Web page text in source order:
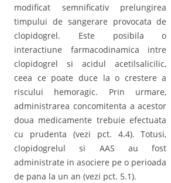
modificat semnificativ prelungirea
timpului de sangerare provocata de
clopidogrel. Este posibila o
interactiune farmacodinamica intre
clopidogrel si acidul acetilsalicilic,
ceea ce poate duce la o crestere a
riscului hemoragic. Prin urmare,
administrarea concomitenta a acestor
doua medicamente trebuie efectuata
cu prudenta (vezi pct. 4.4). Totusi,
clopidogrelul si AAS au fost
administrate in asociere pe o perioada
de pana la un an (vezi pct. 5.1).